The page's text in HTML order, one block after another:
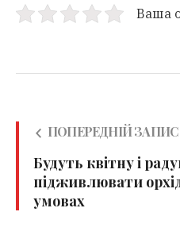
Ваша
ПОПЕРЕДНІЙ ЗАПИС
Будуть квітну і
підживлювати
умовах